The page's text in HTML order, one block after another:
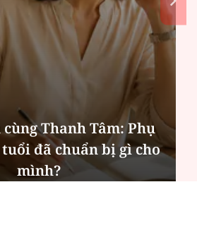
Thanh Tâm: Phụ
đã chuẩn bị gì cho
mình?